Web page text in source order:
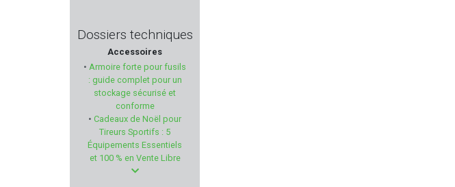
HERBERTZ
ANSCHÜTZ
BSST
CCI
Dossiers techniques
Accessoires
• Armoire forte pour fusils
: guide complet pour un
stockage sécurisé et
conforme
• Cadeaux de Noël pour
Tireurs Sportifs : 5
Équipements Essentiels
et 100 % en Vente Libre